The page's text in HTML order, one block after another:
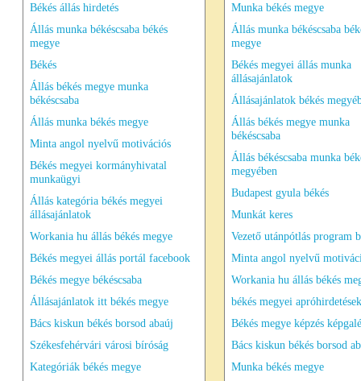
Békés állás hirdetés
Állás munka békéscsaba békés
megye
Békés
Állás békés megye munka
békéscsaba
Állás munka békés megye
Minta angol nyelvű motivációs
Békés megyei kormányhivatal
munkaügyi
Állás kategória békés megyei
állásajánlatok
Workania hu állás békés megye
Békés megyei állás portál facebook
Békés megye békéscsaba
Állásajánlatok itt békés megye
Bács kiskun békés borsod abaúj
Székesfehérvári városi bíróság
Kategóriák békés megye
Munka békés megye
Állás munka békéscsaba
megye
Békés megyei állás munka
állásajánlatok
Állásajánlatok békés
Állás békés megye munka
békéscsaba
Állás békéscsaba munka
megyében
Budapest gyula békés
Munkát keres
Vezető utánpótlás program
Minta angol nyelvű
Workania hu állás békés
békés megyei apróhirdetések
Békés megye képzés
Bács kiskun békés borsod
Munka békés megye